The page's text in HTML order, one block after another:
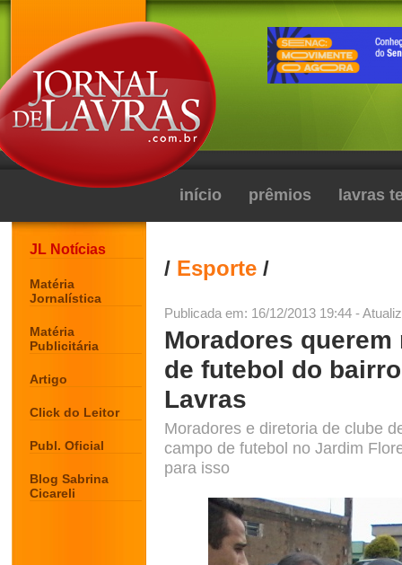
início prêmios lavras
JL Notícias
Matéria
Jornalística
Matéria
Publicitária
Artigo
Click do Leitor
Publ. Oficial
Blog Sabrina
Cicareli
/ Esporte /
Publicada em: 16/12/2013 19:44 -
Moradores
de futebol do
Lavras
Moradores e diretoria de clube
campo de futebol no Jardim
para isso